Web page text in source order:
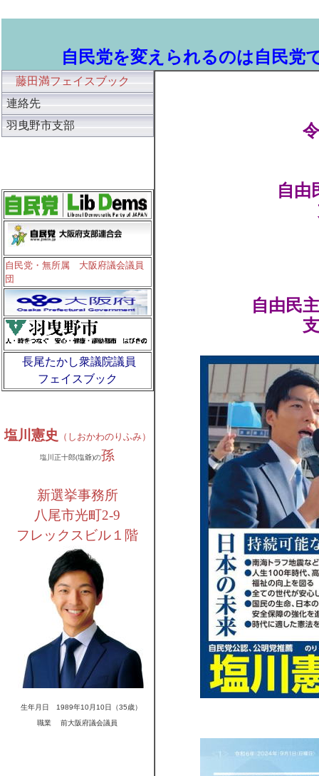
自民党を変えられるのは自民党
藤田満フェイスブック
連絡先
羽曳野市支部
自民党・無所属 大阪府議会議員
団
長尾たかし衆議院議員
フェイスブック
塩川憲史 （しおかわのりふみ）
塩川正十郎(塩爺)の孫
新選挙事務所
八尾市光町2-9
フレックスビル１階
生年月日　1989年10月10日（35歳）
職業　 前大阪府議会議員
自由
自由民